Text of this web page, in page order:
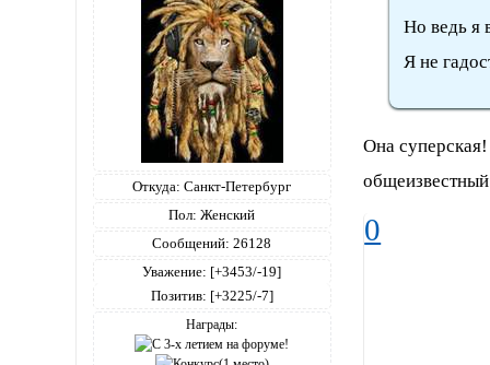
Откуда: Санкт-Петербург
Пол: Женский
Сообщений: 26128
Уважение: [+3453/-19]
Позитив: [+3225/-7]
Награды:
Но ведь я
Я не
Она
0